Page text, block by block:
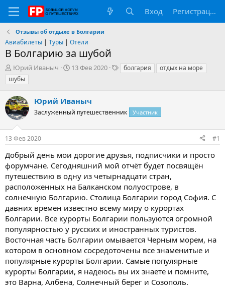
Вход Регистрация
Отзывы об отдыхе в Болгарии
Авиабилеты | Туры | Отели
В Болгарию за шубой
А
в
т
о
р
т
е
м
ы
Юрий Иваныч
Д
н
а
а
13 Фев 2020
Тболгария
отдых на море
шубы
Юрий Иваныч
Заслуженный путешественник Участник
13 Фев 2020 #1
Добрый день мои дорогие друзья, подписчики и просто
форумчане. Сегодняшний мой отчёт будет посвящён
путешествию в одну из четырнадцати стран,
расположенных на Балканском полуострове, в
солнечную Болгарию. Столица Болгарии город София. С
давних времен известно всему миру о курортах
Болгарии. Все курорты Болгарии пользуются огромной
популярностью у русских и иностранных туристов.
Восточная часть Болгарии омывается Черным морем, на
котором в основном сосредоточены все знаменитые и
популярные курорты Болгарии. Самые популярные
курорты Болгарии, я надеюсь вы их знаете и помните,
это Варна, Албена, Солнечный берег и Созополь.